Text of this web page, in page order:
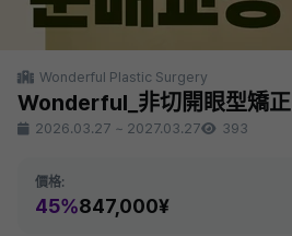
Wonderful Plastic Surgery
Wonderful_非切開眼型矯正
2026.03.27 ~ 2027.03.27 393
價格:
45%847,000¥